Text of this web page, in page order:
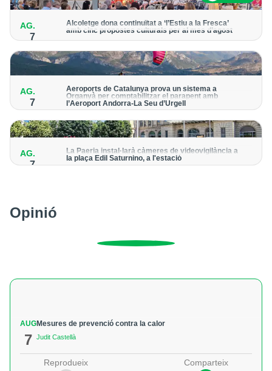
AG.
7
Alcoletge dona continuïtat a ‘l’Estiu a la Fresca’
amb cinc propostes culturals per al mes d’agost
Un dels grans protagonistes de la programació serà
AG.
7
Aeroports de Catalunya prova un sistema a
Organyà per comptabilitzar el parapent amb
l’Aeroport Andorra-La Seu d’Urgell
mòbil per donar pas als avions amb vols instrumentals
AG.
7
La Paeria instal·larà càmeres de videovigilància a
la plaça Edil Saturnino, a l'estació
Opinió
AUG
7
Mesures de prevenció contra la calor
Judit Castellà
Reprodueix Comparteix